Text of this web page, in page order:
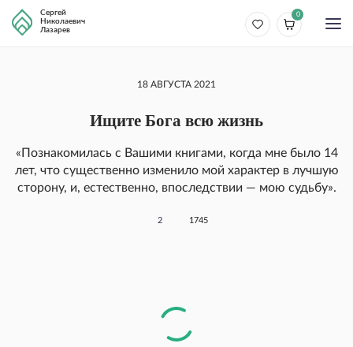
Сергей
Николаевич
Лазарев
0
18 АВГУСТА 2021
Ищите Бога всю жизнь
«Познакомилась с Вашими книгами, когда мне было 14
лет, что существенно изменило мой характер в лучшую
сторону, и, естественно, впоследствии — мою судьбу».
2 1745